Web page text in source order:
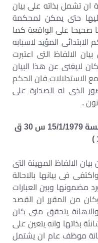
ان تشمل بذاته على بيان
حتى يمكن لمحكمة
صحيحا على الواقعة كما
المؤيد لاسبابه
الالفاظ التى اعتبرت
لايغنى عن هذا البيان
الاستدلالات فان الحكم
الذى له الصدارة على
.
( الطعن رقم 1563 لسنة 48 ق جلسة 15/1/1979 س 30 ق
الالفاظ المهينة التى
فى بيانها بالاحالة
مضمونها وبين العبارات
من المقرر ان القصد
يتحقق متى كان
بذاتها وانه يتعين على
موظف عام ان يشتمل